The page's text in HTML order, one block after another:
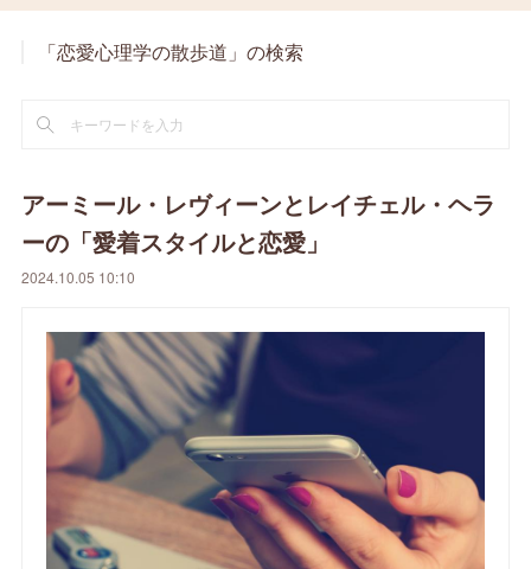
「恋愛心理学の散歩道」の検索
アーミール・レヴィーンとレイチェル・ヘラ
ーの「愛着スタイルと恋愛」
2024.10.05 10:10